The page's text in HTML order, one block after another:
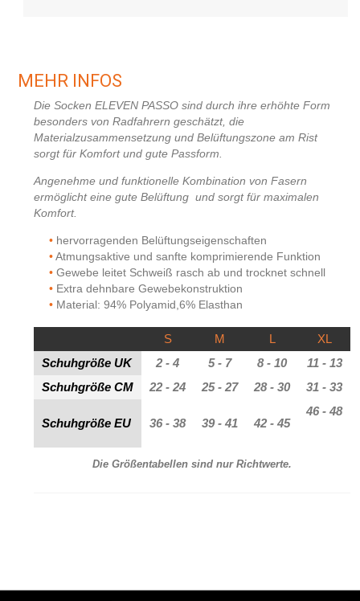
MEHR INFOS
Die Socken ELEVEN PASSO sind durch ihre erhöhte Form
besonders von Radfahrern geschätzt, die
Materialzusammensetzung und Belüftungszone am Rist
sorgt für Komfort und gute Passform.
Angenehme und funktionelle Kombination von Fasern
ermöglicht eine gute Belüftung und sorgt für maximalen
Komfort.
hervorragenden Belüftungseigenschaften
Atmungsaktive und sanfte komprimierende Funktion
Gewebe leitet Schweiß rasch ab und trocknet schnell
Extra dehnbare Gewebekonstruktion
Material: 94% Polyamid,6% Elasthan
S M L XL
Die Größentabellen sind nur Richtwerte.
Schuhgröße UK 2 - 4 5 - 7 8 - 10
11 - 13
Schuhgröße CM
22 - 24 25 - 27 28 - 30 31 - 33
Schuhgröße EU 36 - 38 39 - 41 42 - 45
46 - 48